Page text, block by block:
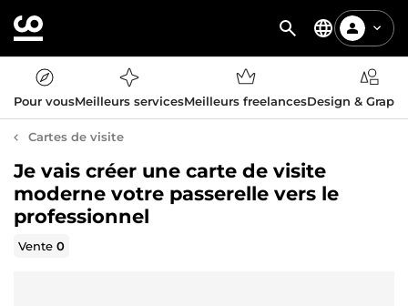
Pour vousMeilleurs servicesMeilleurs freelancesDesign &
Cartes de visite
Je vais créer une carte de visite
moderne votre passerelle vers le
professionnel
Vente0